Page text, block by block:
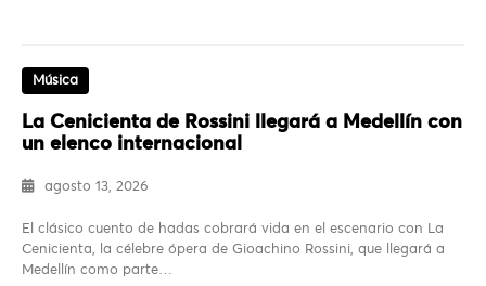
Música
La Cenicienta de Rossini llegará a Medellín con
un elenco internacional
agosto 13, 2026
El clásico cuento de hadas cobrará vida en el escenario con La
Cenicienta, la célebre ópera de Gioachino Rossini, que llegará a
Medellín como parte…